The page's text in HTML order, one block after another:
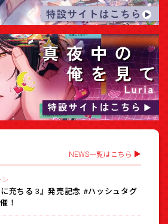
NEWS一覧はこちら
充ちる 3』発売記念 #ハッシュタグ
！